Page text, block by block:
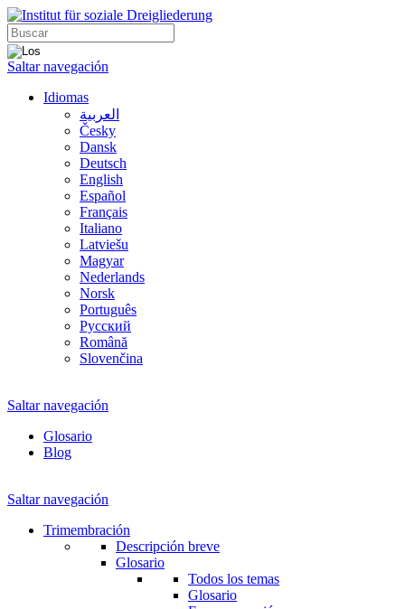
Saltar navegación
Idiomas
العربية
Česky
Dansk
Deutsch
English
Español
Français
Italiano
Latviešu
Magyar
Nederlands
Norsk
Português
Русский
Română
Slovenčina
Saltar navegación
Glosario
Blog
Saltar navegación
Trimembración
Descripción breve
Glosario
Todos los temas
Glosario